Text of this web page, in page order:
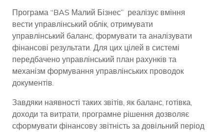
Програма “BAS Малий Бізнес” реалізує вміння
вести управлінський облік, отримувати
управлінський баланс, формувати та аналізувати
фінансові результати. Для цих цілей в системі
передбачено управлінський план рахунків та
механізм формування управлінських проводок
документів.
Завдяки наявності таких звітів, як баланс, готівка,
доходи та витрати, програмне рішення дозволяє
сформувати фінансову звітність за довільний період